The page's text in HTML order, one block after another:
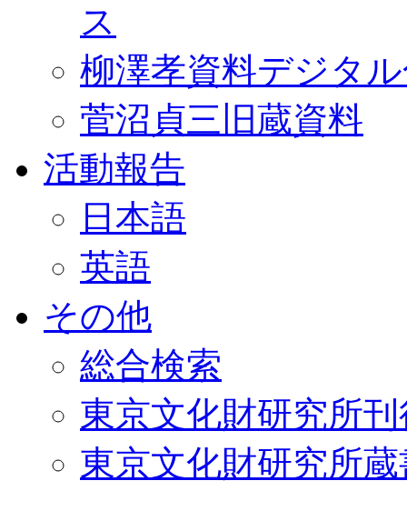
ス
柳澤孝資料デジタ
菅沼貞三旧蔵資料
活動報告
日本語
英語
その他
総合検索
東京文化財研究所
東京文化財研究所